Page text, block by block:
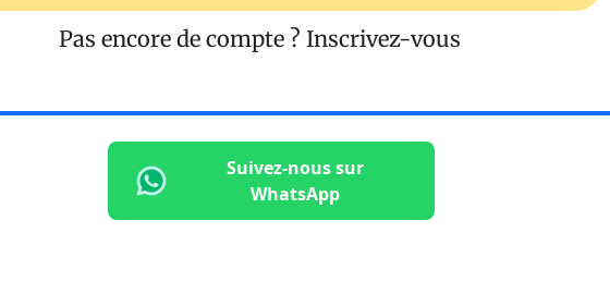
Pas encore de compte ? Inscrivez-vous
Suivez-nous sur
WhatsApp